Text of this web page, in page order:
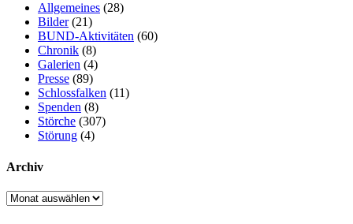
Allgemeines (28)
Bilder(21)
BUND-Aktivitäten (60)
Chronik (8)
Galerien (4)
Presse (89)
Schlossfalken (11)
Spenden (8)
Störche (307)
Störung (4)
Archiv
Archiv